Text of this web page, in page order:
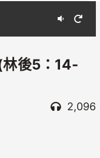
後5：14-
2,096